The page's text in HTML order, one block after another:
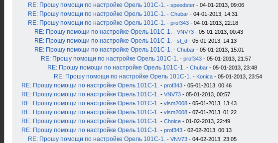
RE: Прошу помощи по настройке Орель 101С-1. - speedster - 04-01-2013, 09:06
RE: Прошу помощи по настройке Орель 101С-1. - Chubar - 04-01-2013, 14:31
RE: Прошу помощи по настройке Орель 101С-1. - prof343 - 04-01-2013, 22:18
RE: Прошу помощи по настройке Орель 101С-1. - VNV73 - 05-01-2013, 00:43
RE: Прошу помощи по настройке Орель 101С-1. - st_d - 05-01-2013, 14:13
RE: Прошу помощи по настройке Орель 101С-1. - Chubar - 05-01-2013, 15:01
RE: Прошу помощи по настройке Орель 101С-1. - prof343 - 05-01-2013, 21:57
RE: Прошу помощи по настройке Орель 101С-1. - Chubar - 05-01-2013, 23:48
RE: Прошу помощи по настройке Орель 101С-1. - Konica - 05-01-2013, 23:54
RE: Прошу помощи по настройке Орель 101С-1. - prof343 - 05-01-2013, 00:46
RE: Прошу помощи по настройке Орель 101С-1. - VNV73 - 05-01-2013, 00:57
RE: Прошу помощи по настройке Орель 101С-1. - vlsm2008 - 05-01-2013, 13:43
RE: Прошу помощи по настройке Орель 101С-1. - vlsm2008 - 07-01-2013, 01:22
RE: Прошу помощи по настройке Орель 101С-1. - Choice - 01-02-2013, 22:49
RE: Прошу помощи по настройке Орель 101С-1. - prof343 - 02-02-2013, 00:13
RE: Прошу помощи по настройке Орель 101С-1. - VNV73 - 04-02-2013, 23:05